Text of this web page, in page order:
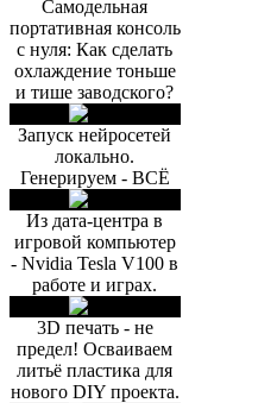
Самодельная
портативная консоль
с нуля: Как сделать
охлаждение тоньше
и тише заводского?
Запуск нейросетей
локально.
Генерируем - ВСЁ
Из дата-центра в
игровой компьютер
- Nvidia Tesla V100 в
работе и играх.
3D печать - не
предел! Осваиваем
литьё пластика для
нового DIY проекта.